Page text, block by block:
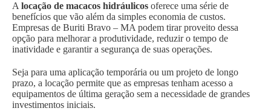
A locação de macacos hidráulicos oferece uma série de
benefícios que vão além da simples economia de custos.
Empresas de Buriti Bravo – MA podem tirar proveito dessa
opção para melhorar a produtividade, reduzir o tempo de
inatividade e garantir a segurança de suas operações.
Seja para uma aplicação temporária ou um projeto de longo
prazo, a locação permite que as empresas tenham acesso a
equipamentos de última geração sem a necessidade de grandes
investimentos iniciais.